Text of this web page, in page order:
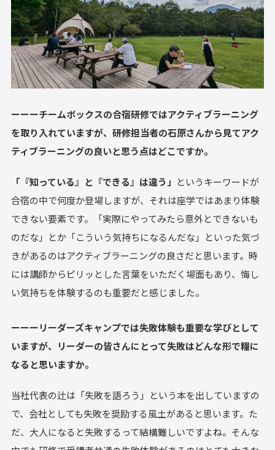
ーーーチームボックスの合宿研修ではアクティブラーニング
を取り入れていますが、研修担当者の石原さんから見てアク
ティブラーニングの良いと思う点はどこですか。
「『知っている』と『できる』は違う」 というキーワードが
合宿の中で何度か登場しますが、それは座学ではあまり体験
できない要素です。「実際にやってみたら意外とできないも
のだな」とか「こういう気持ちになるんだな」といった気づ
きがあるのはアクティブラーニングの良さだと思います。時
には講師からピリッとした言葉をいただく場面もあり、悔し
い気持ちを体験するのも重要だと感じました。
ーーーリーダーズキャンプでは失敗体験も重要な学びとして
いますが、リーダーの皆さんにとって失敗はどんな形で糧に
なると思いますか。
当社代表の辻は「失敗を語ろう」という本を出していますの
で、会社としても失敗を奨励する風土があると思います。た
だ、大人になると失敗するって結構難しいですよね。そんな